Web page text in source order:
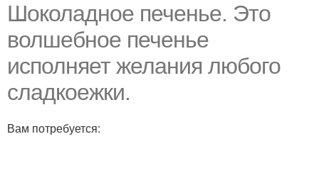
Шоколадное печенье. Это
волшебное печенье
исполняет желания любого
сладкоежки.
Вам потребуется: